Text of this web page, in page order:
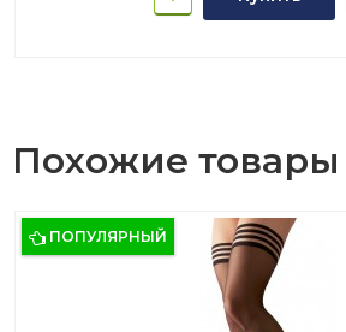
Похожие товары
ПОПУЛЯРНЫЙ